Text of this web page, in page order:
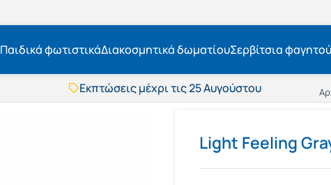
Παιδικά φωτιστικάΔιακοσμητικά δωματίουΣερβίτσια φαγητού
Εκπτώσεις μέχρι τις 25 Αυγούστου
Δωρεάν μεταφορικά
BOXNOW αποστολή
Εκπτώσεις μέχρι τις 25 Αυγούστου
Δωρεάν μεταφορικά
BOXNOW αποστολή
Light Feeling